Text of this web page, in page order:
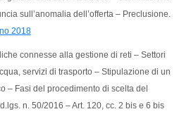
sull’anomalia dell’offerta – Preclusione.
2018
connesse alla gestione di reti – Settori
servizi di trasporto – Stipulazione di un
– Fasi del procedimento di scelta del
n. 50/2016 – Art. 120, cc. 2 bis e 6 bis